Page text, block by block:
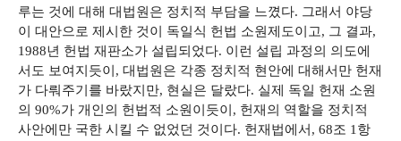
루는 것에 대해 대법원은 정치적 부담을 느꼈다. 그래서 야당
이 대안으로 제시한 것이 독일식 헌법 소원제도이고, 그 결과,
1988년 헌법 재판소가 설립되었다. 이런 설립 과정의 의도에
서도 보여지듯이, 대법원은 각종 정치적 현안에 대해서만 헌재
가 다뤄주기를 바랐지만, 현실은 달랐다. 실제 독일 헌재 소원
의 90%가 개인의 헌법적 소원이듯이, 헌재의 역할을 정치적
사안에만 국한 시킬 수 없었던 것이다. 헌재법에서, 68조 1항